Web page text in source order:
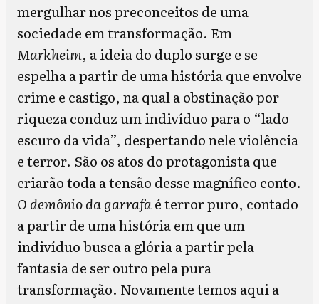
mergulhar nos preconceitos de uma
sociedade em transformação. Em
Markheim, a ideia do duplo surge e se
espelha a partir de uma história que envolve
crime e castigo, na qual a obstinação por
riqueza conduz um indivíduo para o “lado
escuro da vida”, despertando nele violência
e terror. São os atos do protagonista que
criarão toda a tensão desse magnífico conto.
O demônio da garrafaé terror puro, contado
a partir de uma história em que um
indivíduo busca a glória a partir pela
fantasia de ser outro pela pura
transformação. Novamente temos aqui a